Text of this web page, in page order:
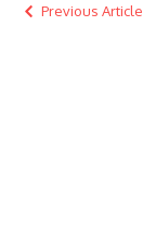
Previous Article